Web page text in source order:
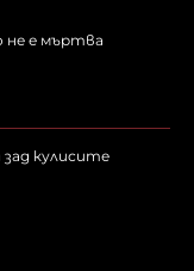
не е мъртва
зад кулисите